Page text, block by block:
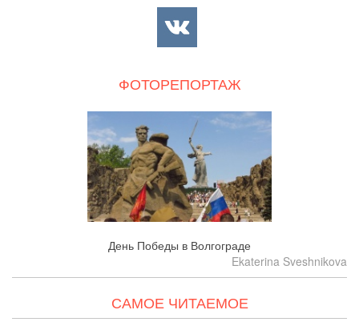
ФОТОРЕПОРТАЖ
День Победы в Волгограде
Ekaterina Sveshnikova
САМОЕ ЧИТАЕМОЕ